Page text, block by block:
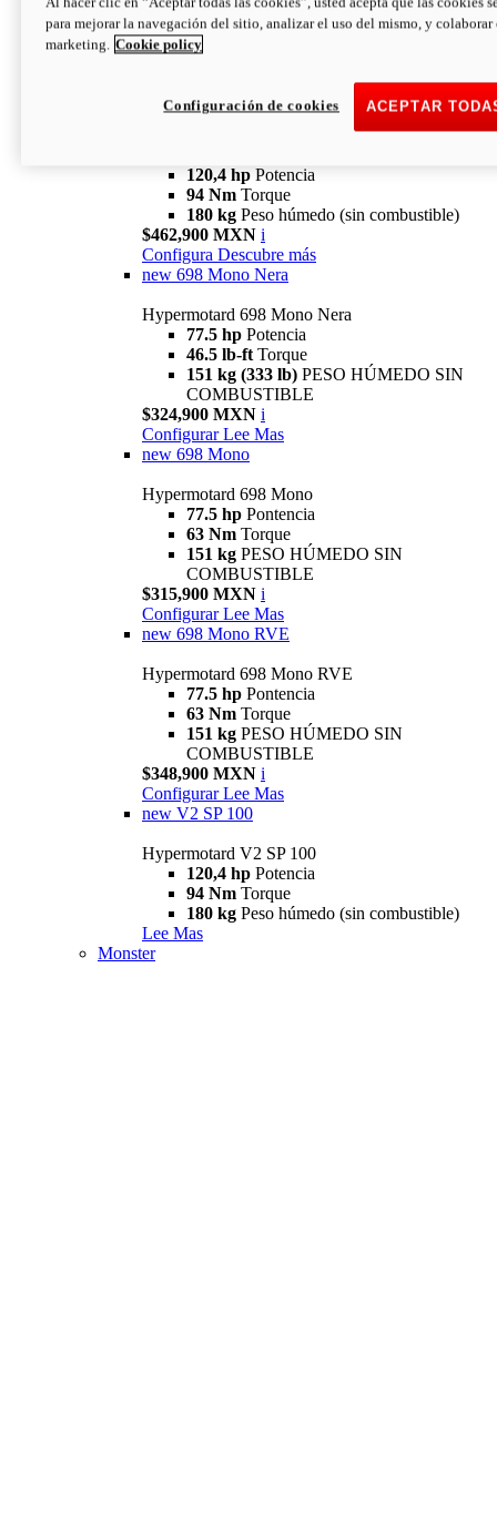
94 NmTorque
180 kgPESO HÚMEDO SIN
COMBUSTIBLE
newV2 SP
120,4 hp Potencia
94 Nm Torque
180 kg Peso húmedo (sin combustible)
$462,900 MXN i
Configura Descubre más
new 698 Mono Nera
Hypermotard 698 Mono Nera
77.5 hp Potencia
46.5 lb-ft Torque
151 kg (333 lb) PESO HÚMEDO SIN
COMBUSTIBLE
$324,900 MXN i
Configurar Lee Mas
new 698 Mono
Hypermotard 698 Mono
77.5 hp Pontencia
63 Nm Torque
151 kg PESO HÚMEDO SIN
COMBUSTIBLE
$315,900 MXN i
Configurar Lee Mas
new 698 Mono RVE
Hypermotard 698 Mono RVE
77.5 hp Pontencia
63 Nm Torque
151 kg PESO HÚMEDO SIN
COMBUSTIBLE
$348,900 MXN i
Configurar Lee Mas
new V2 SP 100
Hypermotard V2 SP 100
120,4 hp Potencia
94 Nm Torque
180 kg Peso húmedo (sin combustible)
Lee Mas
Monster
para mejorar la navegación del sitio, analizar el uso del mismo, y colaborar
marketing. Cookie policy
ACEPTAR
Configuración de cookies